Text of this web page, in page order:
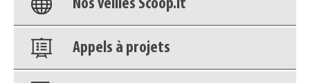
Nos veilles Scoop.it
Appels à projets